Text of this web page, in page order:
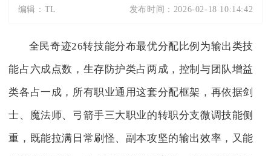
编辑： TL 发布时间： 2026-02-18 10:14:42
全民奇迹26转技能分布最优分配比例为输出类技
能占六成点数，生存防护类占两成，控制与团队增益
类各占一成，所有职业通用这套分配框架，再依据剑
士、魔法师、弓箭手三大职业的转职分支微调技能侧
重，既能拉满日常刷怪、副本攻坚的输出效率，又能